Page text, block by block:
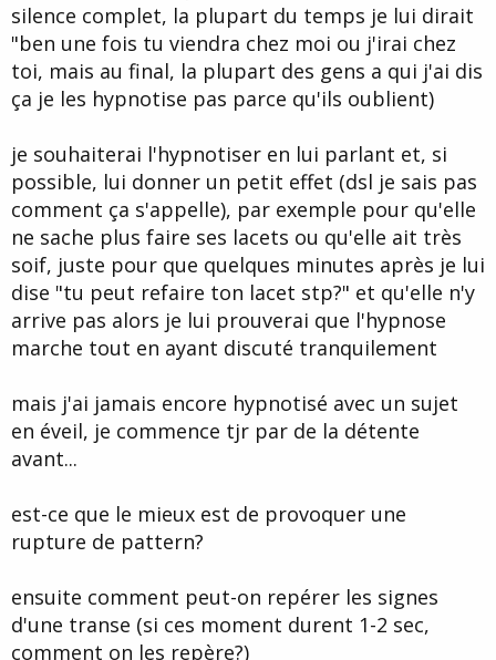
silence complet, la plupart du temps je lui dirait
"ben une fois tu viendra chez moi ou j'irai chez
toi, mais au final, la plupart des gens a qui j'ai dis
ça je les hypnotise pas parce qu'ils oublient)
je souhaiterai l'hypnotiser en lui parlant et, si
possible, lui donner un petit effet (dsl je sais pas
comment ça s'appelle), par exemple pour qu'elle
ne sache plus faire ses lacets ou qu'elle ait très
soif, juste pour que quelques minutes après je lui
dise "tu peut refaire ton lacet stp?" et qu'elle n'y
arrive pas alors je lui prouverai que l'hypnose
marche tout en ayant discuté tranquilement
mais j'ai jamais encore hypnotisé avec un sujet
en éveil, je commence tjr par de la détente
avant...
est-ce que le mieux est de provoquer une
rupture de pattern?
ensuite comment peut-on repérer les signes
d'une transe (si ces moment durent 1-2 sec,
comment on les repère?)